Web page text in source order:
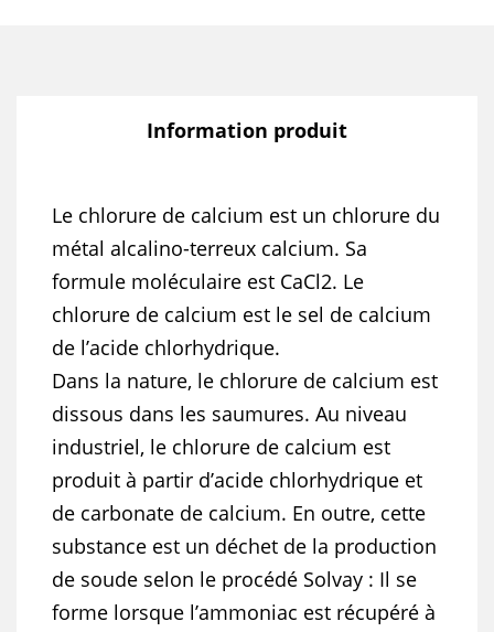
Information produit
Le chlorure de calcium est un chlorure du
métal alcalino-terreux calcium. Sa
formule moléculaire est CaCl2. Le
chlorure de calcium est le sel de calcium
de l’acide chlorhydrique.
Dans la nature, le chlorure de calcium est
dissous dans les saumures. Au niveau
industriel, le chlorure de calcium est
produit à partir d’acide chlorhydrique et
de carbonate de calcium. En outre, cette
substance est un déchet de la production
de soude selon le procédé Solvay : Il se
forme lorsque l’ammoniac est récupéré à